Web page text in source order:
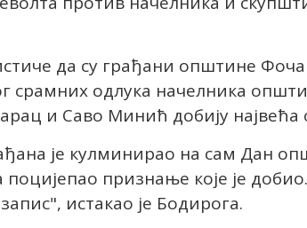
да су грађани општине
срамних одлука начелника
и Саво Минић добију
је кулминирао на сам Дан
признање које је
истакао је Бодирога.